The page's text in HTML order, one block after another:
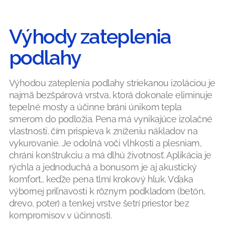
Výhody zateplenia
podlahy
Výhodou zateplenia podlahy striekanou izoláciou je
najmä bezšpárová vrstva, ktorá dokonale eliminuje
tepelné mosty a účinne bráni únikom tepla
smerom do podložia. Pena má vynikajúce izolačné
vlastnosti, čím prispieva k zníženiu nákladov na
vykurovanie. Je odolná voči vlhkosti a plesniam,
chráni konštrukciu a má dlhú životnosť. Aplikácia je
rýchla a jednoduchá a bonusom je aj akustický
komfort., keďže pena tlmí krokový hluk. Vďaka
výbornej priľnavosti k rôznym podkladom (betón,
drevo, poter) a tenkej vrstve šetrí priestor bez
kompromisov v účinnosti.